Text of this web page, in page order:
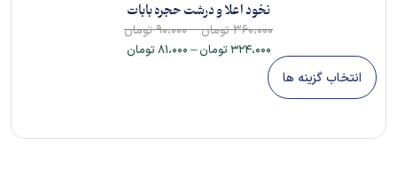
نخود اعلا و درشت حجره بابات
۳۶۰،۰۰۰تومان–۹۰،۰۰۰تومان
۳۲۴،۰۰۰ تومان– ۸۱،۰۰۰ تومان
انتخاب گزینه ها